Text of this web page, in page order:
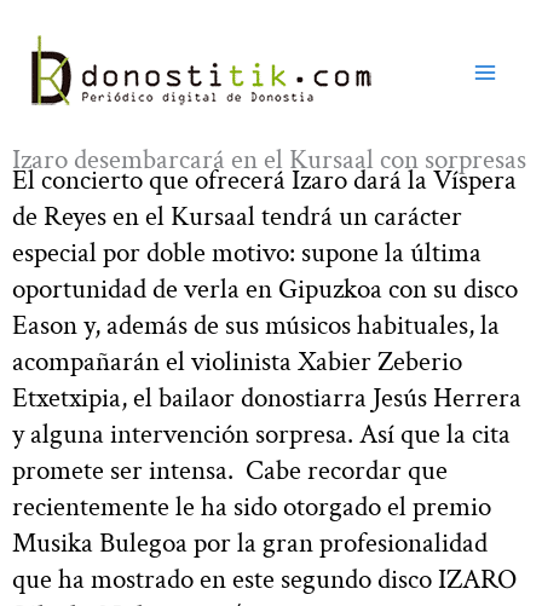
contenido
Izaro desembarcará en el Kursaal con sorpresas
El concierto que ofrecerá Izaro dará la Víspera
de Reyes en el Kursaal tendrá un carácter
especial por doble motivo: supone la última
oportunidad de verla en Gipuzkoa con su disco
Eason y, además de sus músicos habituales, la
acompañarán el violinista Xabier Zeberio
Etxetxipia, el bailaor donostiarra Jesús Herrera
y alguna intervención sorpresa. Así que la cita
promete ser intensa. Cabe recordar que
recientemente le ha sido otorgado el premio
Musika Bulegoa por la gran profesionalidad
que ha mostrado en este segundo disco IZARO